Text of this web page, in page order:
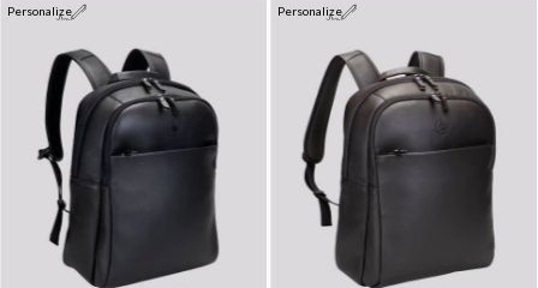
Personalize Personalize